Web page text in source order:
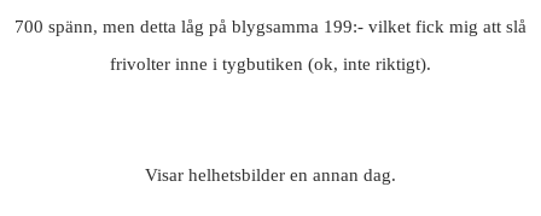
700 spänn, men detta låg på blygsamma 199:- vilket fick mig att slå
frivolter inne i tygbutiken (ok, inte riktigt).
Visar helhetsbilder en annan dag.